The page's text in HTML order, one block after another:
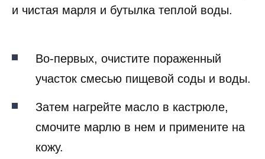
и чистая марля и бутылка теплой воды.
Во-первых, очистите пораженный
участок смесью пищевой соды и воды.
Затем нагрейте масло в кастрюле,
смочите марлю в нем и примените на
кожу.